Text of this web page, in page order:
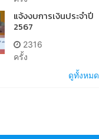
แจ้งงบการเงินประจำปี
2567
2316
ครั้ง
ดูทั้งหมด